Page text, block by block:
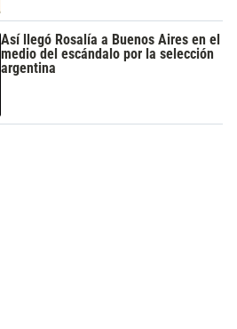
Así llegó Rosalía a Buenos Aires en el
medio del escándalo por la selección
argentina